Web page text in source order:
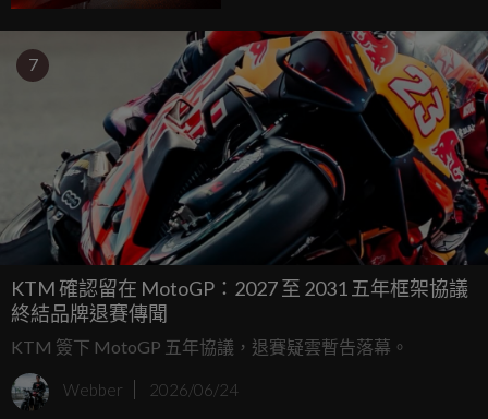
7
KTM 確認留在 MotoGP：2027 至 2031 五年框架協議
終結品牌退賽傳聞
KTM 簽下 MotoGP 五年協議，退賽疑雲暫告落幕。
Webber 2026/06/24